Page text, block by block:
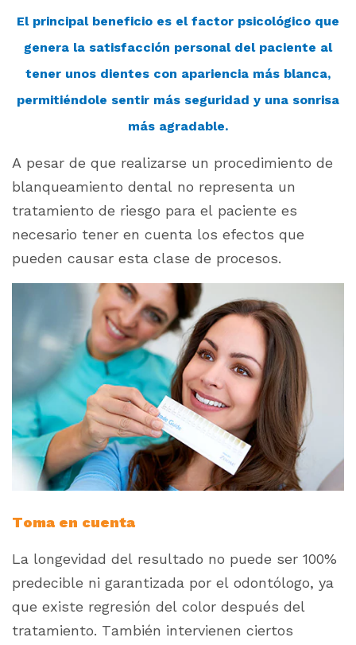
El principal beneficio es el factor psicológico que
genera la satisfacción personal del paciente al
tener unos dientes con apariencia más blanca,
permitiéndole sentir más seguridad y una sonrisa
más agradable.
A pesar de que realizarse un procedimiento de
blanqueamiento dental no representa un
tratamiento de riesgo para el paciente es
necesario tener en cuenta los efectos que
pueden causar esta clase de procesos.
Toma en cuenta
La longevidad del resultado no puede ser 100%
predecible ni garantizada por el odontólogo, ya
que existe regresión del color después del
tratamiento. También intervienen ciertos